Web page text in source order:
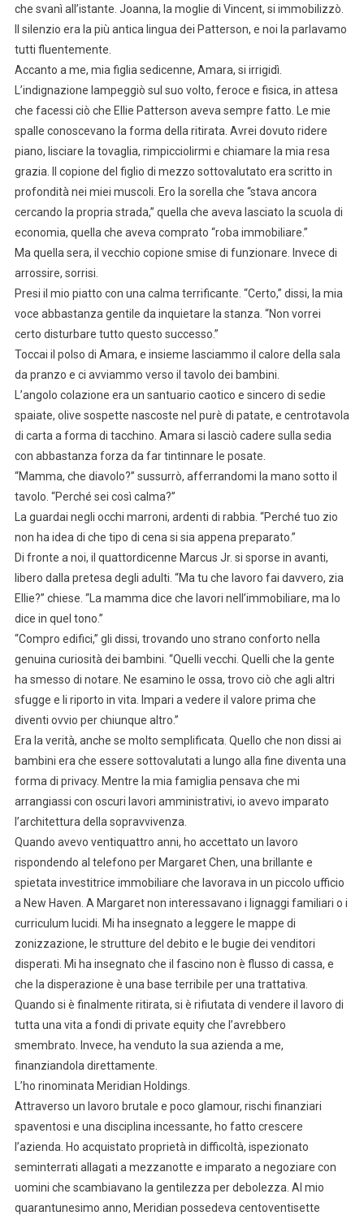
che svanì all’istante. Joanna, la moglie di Vincent, si immobilizzò.
Il silenzio era la più antica lingua dei Patterson, e noi la parlavamo
tutti fluentemente.
Accanto a me, mia figlia sedicenne, Amara, si irrigidì.
L’indignazione lampeggiò sul suo volto, feroce e fisica, in attesa
che facessi ciò che Ellie Patterson aveva sempre fatto. Le mie
spalle conoscevano la forma della ritirata. Avrei dovuto ridere
piano, lisciare la tovaglia, rimpicciolirmi e chiamare la mia resa
grazia. Il copione del figlio di mezzo sottovalutato era scritto in
profondità nei miei muscoli. Ero la sorella che “stava ancora
cercando la propria strada,” quella che aveva lasciato la scuola di
economia, quella che aveva comprato “roba immobiliare.”
Ma quella sera, il vecchio copione smise di funzionare. Invece di
arrossire, sorrisi.
Presi il mio piatto con una calma terrificante. “Certo,” dissi, la mia
voce abbastanza gentile da inquietare la stanza. “Non vorrei
certo disturbare tutto questo successo.”
Toccai il polso di Amara, e insieme lasciammo il calore della sala
da pranzo e ci avviammo verso il tavolo dei bambini.
L’angolo colazione era un santuario caotico e sincero di sedie
spaiate, olive sospette nascoste nel purè di patate, e centrotavola
di carta a forma di tacchino. Amara si lasciò cadere sulla sedia
con abbastanza forza da far tintinnare le posate.
“Mamma, che diavolo?” sussurrò, afferrandomi la mano sotto il
tavolo. “Perché sei così calma?”
La guardai negli occhi marroni, ardenti di rabbia. “Perché tuo zio
non ha idea di che tipo di cena si sia appena preparato.”
Di fronte a noi, il quattordicenne Marcus Jr. si sporse in avanti,
libero dalla pretesa degli adulti. “Ma tu che lavoro fai davvero, zia
Ellie?” chiese. “La mamma dice che lavori nell’immobiliare, ma lo
dice in quel tono.”
“Compro edifici,” gli dissi, trovando uno strano conforto nella
genuina curiosità dei bambini. “Quelli vecchi. Quelli che la gente
ha smesso di notare. Ne esamino le ossa, trovo ciò che agli altri
sfugge e li riporto in vita. Impari a vedere il valore prima che
diventi ovvio per chiunque altro.”
Era la verità, anche se molto semplificata. Quello che non dissi ai
bambini era che essere sottovalutati a lungo alla fine diventa una
forma di privacy. Mentre la mia famiglia pensava che mi
arrangiassi con oscuri lavori amministrativi, io avevo imparato
l’architettura della sopravvivenza.
Quando avevo ventiquattro anni, ho accettato un lavoro
rispondendo al telefono per Margaret Chen, una brillante e
spietata investitrice immobiliare che lavorava in un piccolo ufficio
a New Haven. A Margaret non interessavano i lignaggi familiari o i
curriculum lucidi. Mi ha insegnato a leggere le mappe di
zonizzazione, le strutture del debito e le bugie dei venditori
disperati. Mi ha insegnato che il fascino non è flusso di cassa, e
che la disperazione è una base terribile per una trattativa.
Quando si è finalmente ritirata, si è rifiutata di vendere il lavoro di
tutta una vita a fondi di private equity che l’avrebbero
smembrato. Invece, ha venduto la sua azienda a me,
finanziandola direttamente.
L’ho rinominata Meridian Holdings.
Attraverso un lavoro brutale e poco glamour, rischi finanziari
spaventosi e una disciplina incessante, ho fatto crescere
l’azienda. Ho acquistato proprietà in difficoltà, ispezionato
seminterrati allagati a mezzanotte e imparato a negoziare con
uomini che scambiavano la gentilezza per debolezza. Al mio
quarantunesimo anno, Meridian possedeva centoventisette